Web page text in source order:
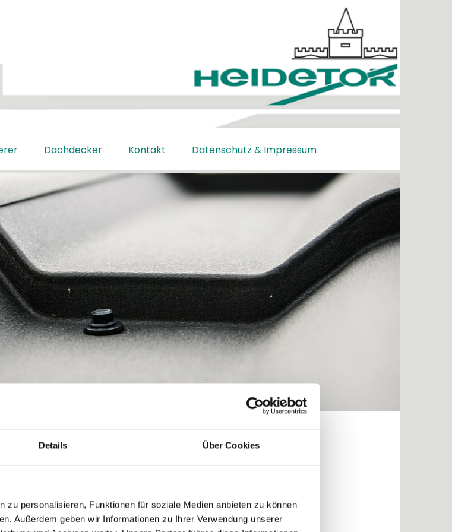
Details Über Cookies
zu personalisieren, Funktionen für soziale Medien anbieten zu können
Außerdem geben wir Informationen zu Ihrer Verwendung unserer
Dachdecker Kontakt Datenschutz & Impressum
Heidetor Zerbst GmbH
Anhalt